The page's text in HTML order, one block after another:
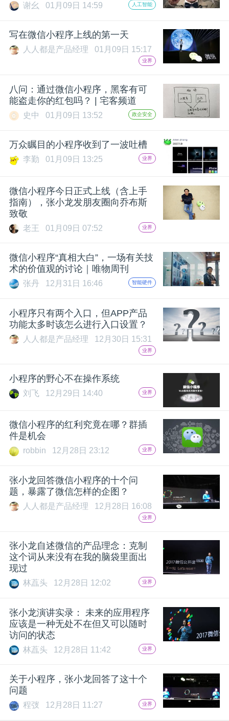
题
搞
机
谢幺 01月09日 14:59 人工智能
写在微信小程序上线的第一天
人人都是产品经理 01月09日 15:17
业界
八问：通过微信小程序，黑客有可
能盗走你的红包吗？ | 宅客频道
史中 01月09日 13:52 政企安全
万众瞩目的小程序收到了一波吐槽
李勤 01月09日 13:25 业界
微信小程序今日正式上线（含上手
指南），张小龙发朋友圈向乔布斯
致敬
老王 01月09日 07:52 业界
微信小程序“真相大白”，一场有关技
术的价值观的讨论｜唯物周刊
张丹 12月31日 16:46 智能硬件
小程序只有两个入口，但APP产品
功能太多时该怎么进行入口设置？
人人都是产品经理 12月30日 15:31
业界
小程序的野心不在操作系统
刘飞 12月29日 14:40 业界
微信小程序的红利究竟在哪？群插
件是机会
robbin 12月28日 23:12 业界
张小龙回答微信小程序的十个问
题，暴露了微信怎样的企图？
人人都是产品经理 12月28日 16:08
业界
张小龙自述微信的产品理念：克制
这个词从来没有在我的脑袋里面出
现过
林藠头 12月28日 12:02 业界
张小龙演讲实录： 未来的应用程序
应该是一种无处不在但又可以随时
访问的状态
林藠头 12月28日 11:42 业界
关于小程序，张小龙回答了这十个
问题
程弢 12月28日 11:27 业界